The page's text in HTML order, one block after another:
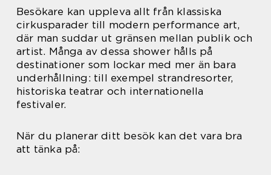
Besökare kan uppleva allt från klassiska
cirkusparader till modern performance art,
där man suddar ut gränsen mellan publik och
artist. Många av dessa shower hålls på
destinationer som lockar med mer än bara
underhållning: till exempel strandresorter,
historiska teatrar och internationella
festivaler.
När du planerar ditt besök kan det vara bra
att tänka på: